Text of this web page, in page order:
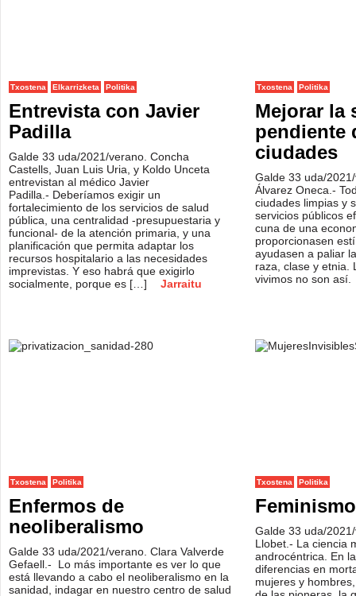
Txostena Elkarrizketa Politika
Entrevista con Javier
Padilla
Galde 33 uda/2021/verano. Concha
Castells, Juan Luis Uria, y Koldo Unceta
entrevistan al médico Javier
Padilla.- Deberíamos exigir un
fortalecimiento de los servicios de salud
pública, una centralidad -presupuestaria y
funcional- de la atención primaria, y una
planificación que permita adaptar los
recursos hospitalario a las necesidades
imprevistas. Y eso habrá que exigirlo
socialmente, porque es […]
Jarraitu
Txostena Politika
Mejorar la
pendiente
ciudades
Galde 33 uda/
Álvarez Oneca.-
ciudades limpias y
servicios públicos
cuna de una
proporcionasen
ayudasen a paliar
raza, clase y etnia.
vivimos no son así.
Txostena Politika
Enfermos de
neoliberalismo
Galde 33 uda/2021/verano. Clara Valverde
Gefaell.- Lo más importante es ver lo que
está llevando a cabo el neoliberalismo en la
sanidad, indagar en nuestro centro de salud
Txostena Politika
Galde 33 uda/
Llobet.- La ciencia
androcéntrica. En
diferencias en
mujeres y